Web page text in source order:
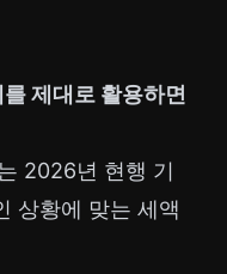
제대로 활용하면
2026년 현행 기
상황에 맞는 세액